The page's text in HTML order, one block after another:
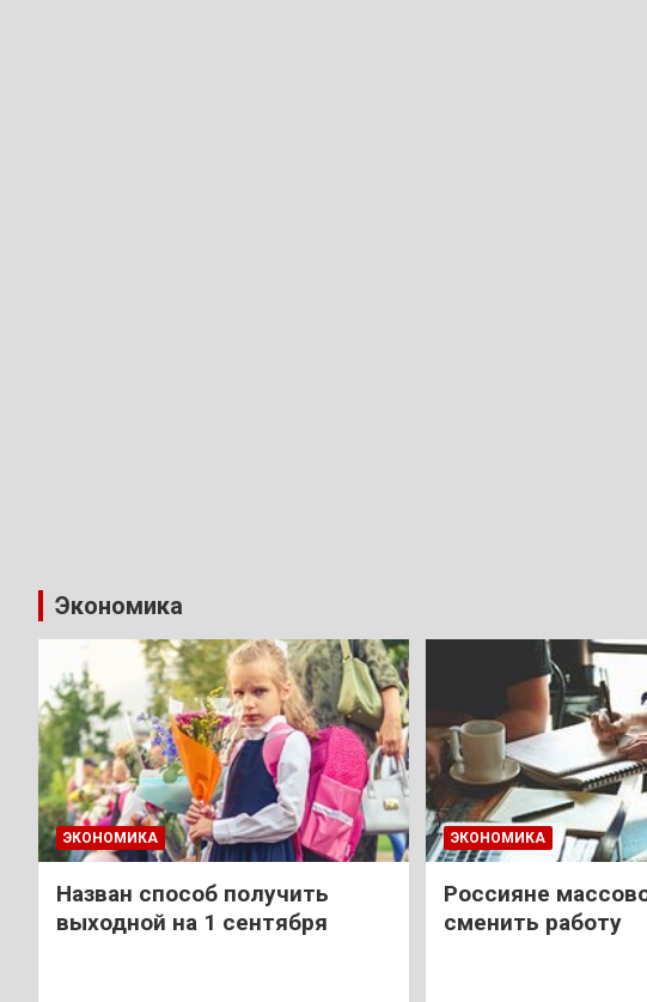
Экономика
ЭКОНОМИКА
Назван способ получить
выходной на 1 сентября
ЭКОНОМИКА
Россияне
сменить работу